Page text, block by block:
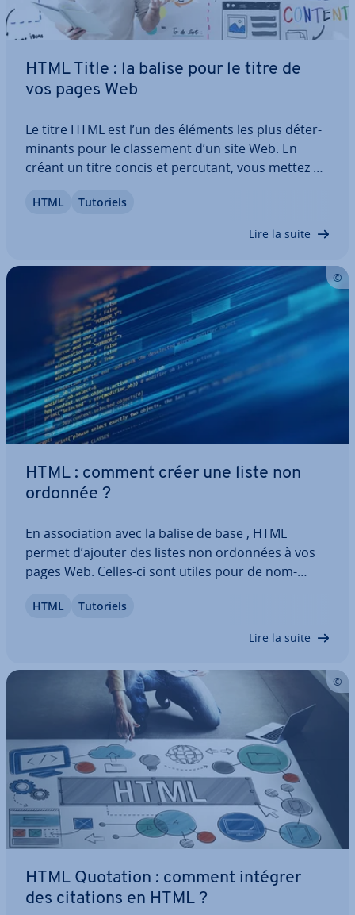
HTML Title : la balise pour le titre de
vos pages Web
Le titre HTML est l’un des éléments les plus dé­ter­
mi­nants pour le clas­se­ment d’un site Web. En
créant un titre concis et percutant, vous mettez en
des moteurs de recherche, tout en incitant les uti­
HTML Tutoriels
Lire la suite
HTML : comment créer une liste non
ordonnée ?
En as­so­cia­tion avec la balise de base , HTML
permet d’ajouter des listes non ordonnées à vos
pages Web. Celles-ci sont utiles pour de nom­
tâches, des des­crip­tions de services ou des énu­
HTML Tutoriels
Lire la suite
HTML Quotation : comment intégrer
des citations en HTML ?